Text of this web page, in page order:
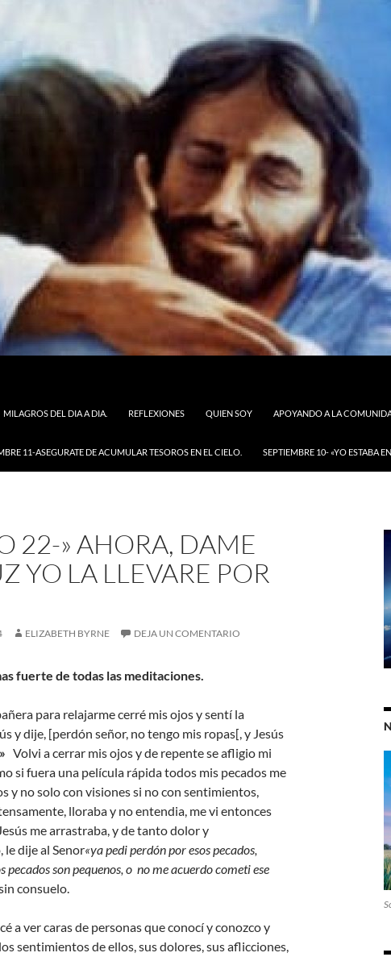
MILAGROS DEL DIA A DIA. REFLEXIONES QUIEN SOY APOYANDO A LA
11-ASEGURATE DE ACUMULAR TESOROS EN EL CIELO. SEPTIEMBRE 10- «YO ESTABA
22-» AHORA, DAME
YO LA LLEVARE POR
ELIZABETH BYRNE DEJA UN COMENTARIO
fuerte de todas las meditaciones.
para relajarme cerré mis ojos y sentí la
y dije, [perdón señor, no tengo mis ropas[, y Jesús
Volvi a cerrar mis ojos y de repente se afligio mi
si fuera una película rápida todos mis pecados me
y no solo con visiones si no con sentimientos,
lloraba y no entendia, me vi entonces
me arrastraba, y de tanto dolor y
dije al Senor«ya pedi perdón por esos pecados,
pecados son pequenos, o no me acuerdo cometi ese
consuelo.
a ver caras de personas que conocí y conozco y
sentimientos de ellos, sus dolores, sus aflicciones,